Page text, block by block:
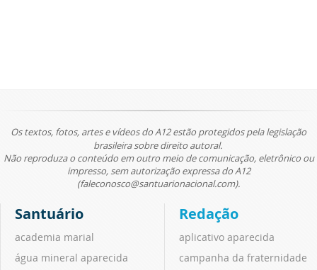
Os textos, fotos, artes e vídeos do A12 estão protegidos pela legislação
brasileira sobre direito autoral.
Não reproduza o conteúdo em outro meio de comunicação, eletrônico ou
impresso, sem autorização expressa do A12
(faleconosco@santuarionacional.com).
Santuário
academia marial
água mineral aparecida
Redação
aplicativo aparecida
campanha da fraternidade